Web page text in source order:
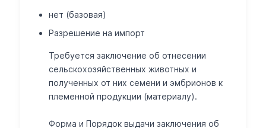
нет (базовая)
Разрешение на импорт
Требуется заключение об отнесении
сельскохозяйственных животных и
полученных от них семени и эмбрионов к
племенной продукции (материалу).
Форма и Порядок выдачи заключения об